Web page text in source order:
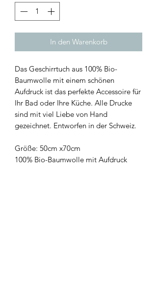
In den Warenkorb
Das Geschirrtuch aus 100% Bio-
Baumwolle mit einem schönen
Aufdruck ist das perfekte Accessoire für
Ihr Bad oder Ihre Küche. Alle Drucke
sind mit viel Liebe von Hand
gezeichnet. Entworfen in der Schweiz.
Größe: 50cm x70cm
100% Bio-Baumwolle mit Aufdruck